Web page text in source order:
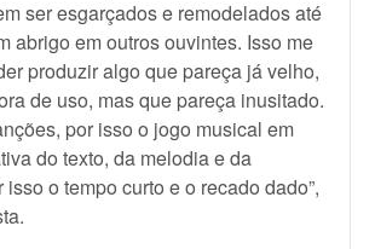
ser esgarçados e remodelados até
abrigo em outros ouvintes. Isso me
produzir algo que pareça já velho,
de uso, mas que pareça inusitado.
por isso o jogo musical em
do texto, da melodia e da
o tempo curto e o recado dado”,